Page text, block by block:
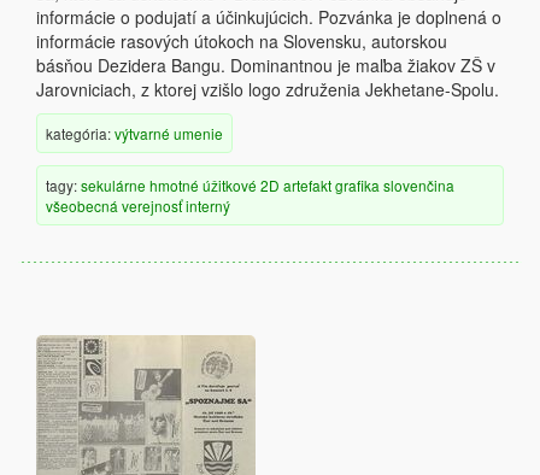
informácie o podujatí a účinkujúcich. Pozvánka je doplnená o
informácie rasových útokoch na Slovensku, autorskou
básňou Dezidera Bangu. Dominantnou je maľba žiakov ZŠ v
Jarovniciach, z ktorej vzišlo logo združenia Jekhetane-Spolu.
kategória:výtvarné umenie
tagy:sekulárne hmotné úžitkové 2D artefaktgrafika slovenčina
všeobecná verejnosťinterný